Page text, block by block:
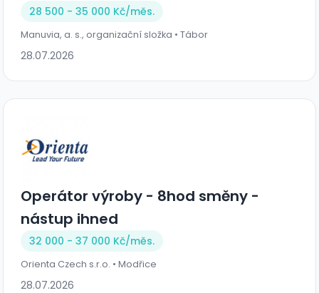
28 500 - 35 000 Kč/měs.
Manuvia, a. s., organizační složka • Tábor
28.07.2026
Operátor výroby - 8hod směny -
nástup ihned
32 000 - 37 000 Kč/měs.
Orienta Czech s.r.o. • Modřice
28.07.2026